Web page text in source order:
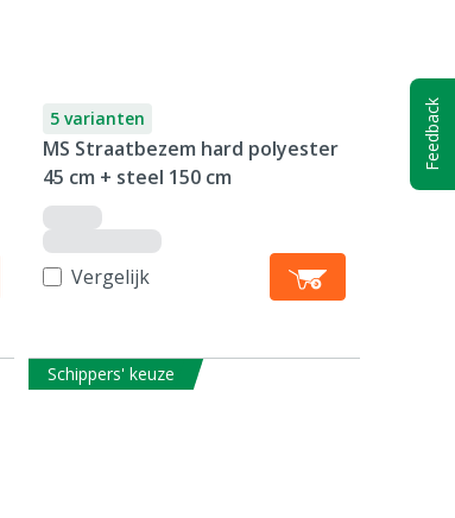
5 varianten
MS Straatbezem hard polyester
45 cm + steel 150 cm
Vergelijk
Schippers' keuze
Feedback